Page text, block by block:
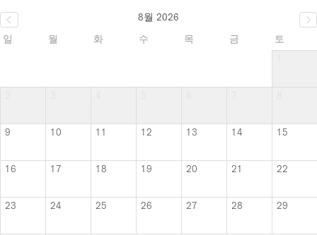
8월 2026
일
월 화 수 목 금
토
9 10 11 12 13 14 15
16 17 18 19 20 21 22
23 24 25 26 27 28 29